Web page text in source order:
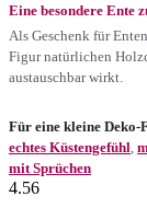
Eine besondere Ente
Als Geschenk für
Figur natürlichen
austauschbar wirkt.
Für eine kleine Deko-
echtes Küstengefühl
mit Sprüchen
4.56